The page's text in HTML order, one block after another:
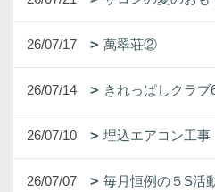
26/07/17 萬翠荘②
26/07/14 きれっぱしクラブ
26/07/10 埋込エアコン工事
26/07/07 毎月恒例の５S活